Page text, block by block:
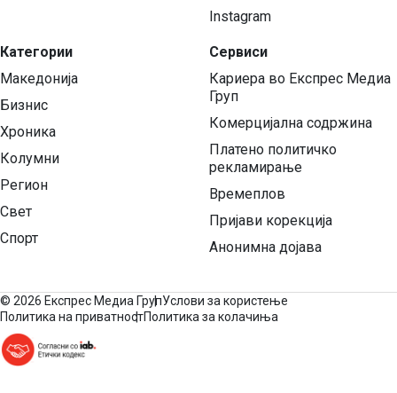
Категории
Македонија
Бизнис
Хроника
Колумни
Регион
Свет
Спорт
Instagram
Сервиси
Кариера во Експрес Медиа
Груп
Комерцијална содржина
Платено политичко
рекламирање
Времеплов
Пријави корекција
Анонимна дојава
© 2026 Експрес Медиа ГрупУслови за користење
Политика на приватностПолитика за колачиња